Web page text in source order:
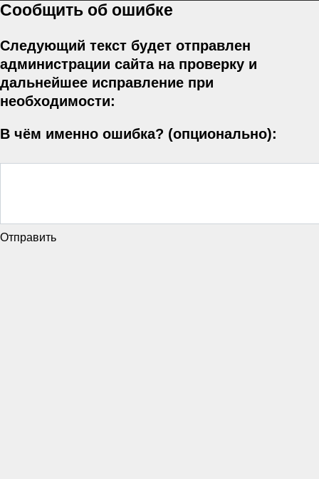
Сообщить об ошибке
Следующий текст будет отправлен
администрации сайта на проверку и
дальнейшее исправление при
необходимости:
В чём именно ошибка? (опционально):
Отправить